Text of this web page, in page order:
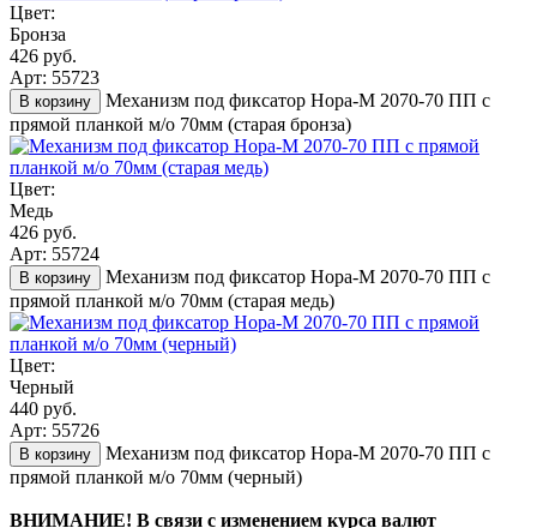
Цвет:
Бронза
426 руб.
Арт: 55723
В корзину
Механизм под фиксатор Нора-М 2070-70 ПП с
прямой планкой м/о 70мм (старая бронза)
Цвет:
Медь
426 руб.
Арт: 55724
В корзину
Механизм под фиксатор Нора-М 2070-70 ПП с
прямой планкой м/о 70мм (старая медь)
Цвет:
Черный
440 руб.
Арт: 55726
В корзину
Механизм под фиксатор Нора-М 2070-70 ПП с
прямой планкой м/о 70мм (черный)
ВНИМАНИЕ! В связи с изменением курса валют